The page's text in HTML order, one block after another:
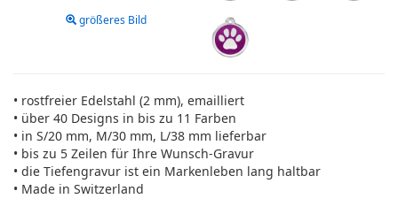
größeres Bild
• rostfreier Edelstahl (2 mm), emailliert
• über 40 Designs in bis zu 11 Farben
• in S/20 mm, M/30 mm, L/38 mm lieferbar
• bis zu 5 Zeilen für Ihre Wunsch-Gravur
• die Tiefengravur ist ein Markenleben lang haltbar
• Made in Switzerland